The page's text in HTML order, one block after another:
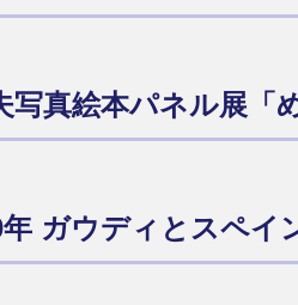
写真絵本パネル展「
年 ガウディとスペイ